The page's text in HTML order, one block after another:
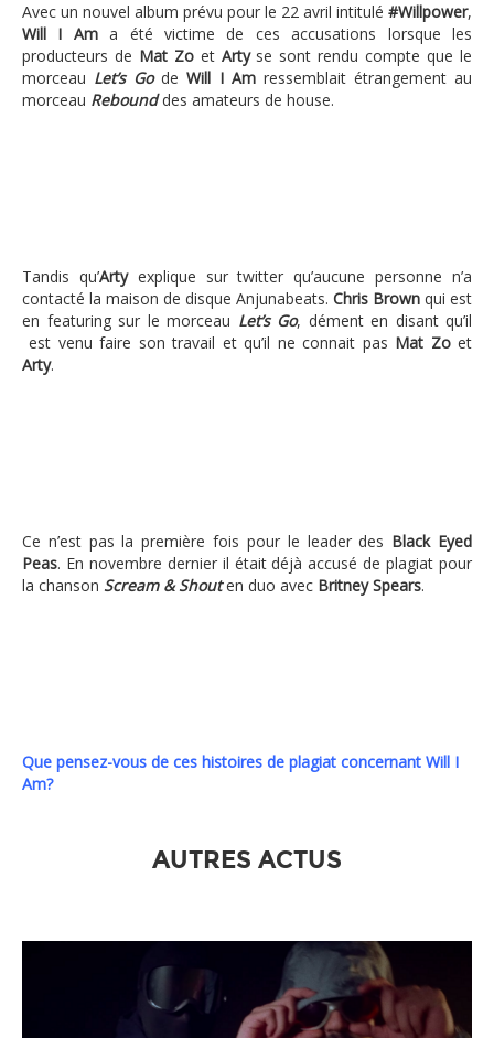
Avec un nouvel album prévu pour le 22 avril intitulé #Willpower,
Will I Ama été victime de ces accusations lorsque les
producteurs de Mat Zoet Artyse sont rendu compte que le
morceau Let’s GodeWill I Amressemblait étrangement au
morceau Rebounddes amateurs de house.
Tandis qu’Artyexplique sur twitter qu’aucune personne n’a
contacté la maison de disque Anjunabeats. Chris Brown qui est
en featuring sur le morceau Let’s Go, dément en disant qu’il
est venu faire son travail et qu’il ne connait pas Mat Zoet
Arty.
Ce n’est pas la première fois pour le leader des Black Eyed
Peas. En novembre dernier il était déjà accusé de plagiat pour
la chanson Scream & Shouten duo avec Britney Spears.
Que pensez-vous de ces histoires de plagiat concernant Will I
Am?
AUTRES ACTUS